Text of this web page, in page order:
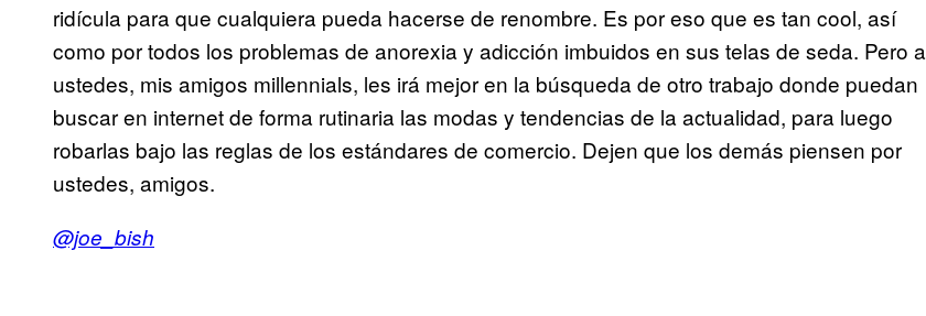
ridícula para que cualquiera pueda hacerse de renombre. Es por eso que es tan cool, así
como por todos los problemas de anorexia y adicción imbuidos en sus telas de seda. Pero a
ustedes, mis amigos millennials, les irá mejor en la búsqueda de otro trabajo donde puedan
buscar en internet de forma rutinaria las modas y tendencias de la actualidad, para luego
robarlas bajo las reglas de los estándares de comercio. Dejen que los demás piensen por
ustedes, amigos.
@joe_bish